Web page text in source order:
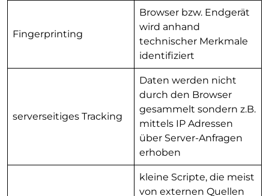
Fingerprinting
Browser bzw. Endgerät
wird anhand
technischer Merkmale
identifiziert
serverseitiges Tracking
Daten werden nicht
durch den Browser
gesammelt sondern z.B.
mittels IP Adressen
über Server-Anfragen
erhoben
kleine Scripte, die meist
von externen Quellen